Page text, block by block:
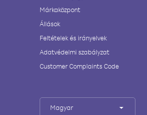
Márkaközpont
Állások
Feltételek és irányelvek
Adatvédelmi szabályzat
Customer Complaints Code
Magyar